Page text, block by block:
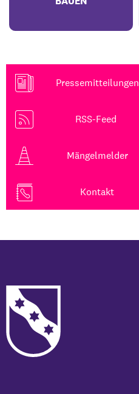
Pressemitteilungen
RSS-Feed
Mängelmelder
Kontakt